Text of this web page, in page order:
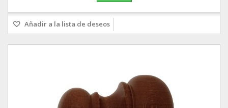
Añadir a la lista de deseos